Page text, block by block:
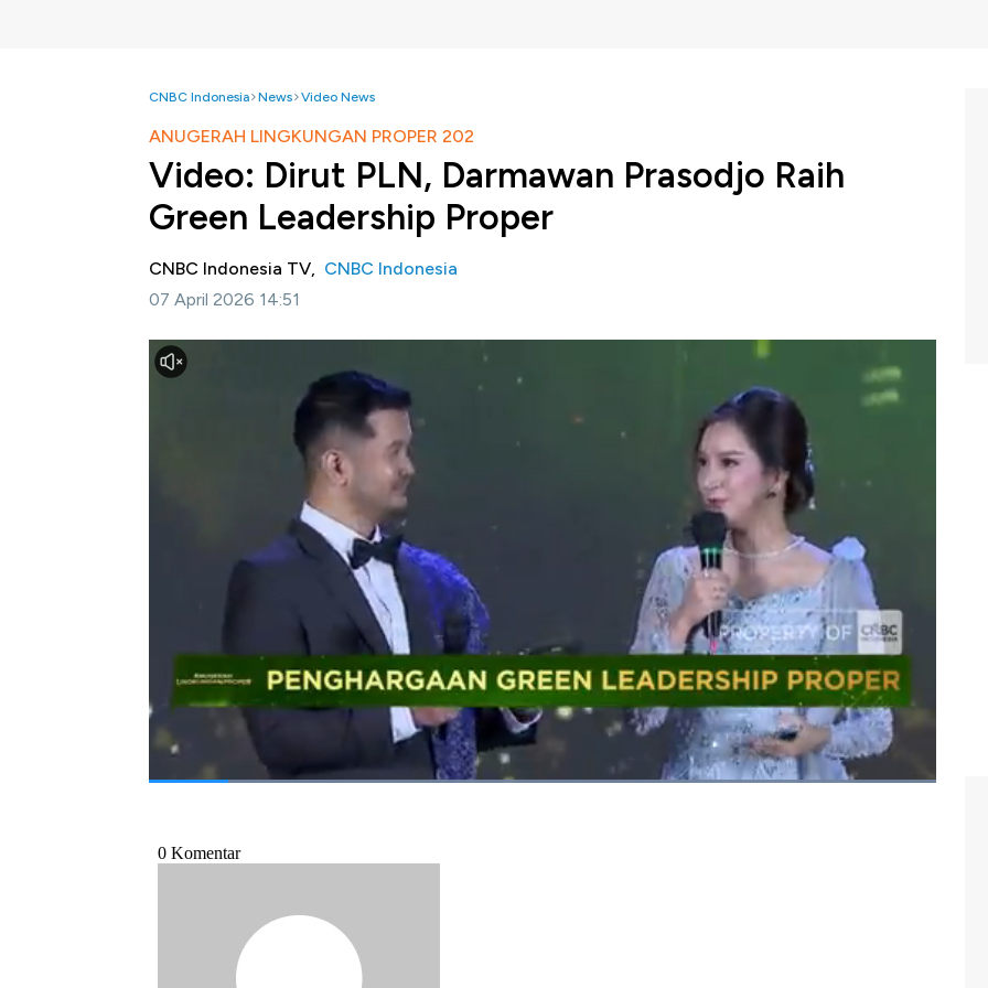
CNBC Indonesia News Video News
ANUGERAH LINGKUNGAN PROPER 202
Video: Dirut PLN, Darmawan Prasodjo Raih
Green Leadership Proper
CNBC Indonesia TV, CNBC Indonesia
07 April 2026 14:51
Jakarta, CNBC Indonesia-
Kementerian Lingkungan Hidup bersama CNBC Indonesia kembali
menghadirkan
Anugerah Lingkungan PROPER 2025
, sebagai ajang apresiasi bagi perusahaan yang
berkomitmen terhadap praktik bisnis berkelanjutan dan tanggung jawab lingkungan pada Selasa, 7
Anugerah Lingkungan PROPER 2025 memberikan
penghargaan Green Leadership Proper kepada
Direktur Utama PT PLN (Persero), Darmawan Prasodjo
Selengkapnya simak dalam Anugerah Lingkungan PROPER 2025, CNBC Indonesia(Selasa,
/04/2026)
Bagikan:
#anugerah lingkungan proper 2025 #pln